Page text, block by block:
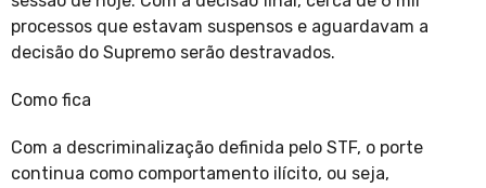
processos que estavam suspensos e aguardavam a
decisão do Supremo serão destravados.
Como fica
Com a descriminalização definida pelo STF, o porte
continua como comportamento ilícito, ou seja,